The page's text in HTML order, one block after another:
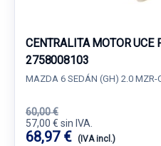
CENTRALITA MOTOR UCE
2758008103
MAZDA 6 SEDÁN (GH) 2.0 MZR-
60,00 €
57,00 € sin IVA.
68,97 € (IVA incl.)